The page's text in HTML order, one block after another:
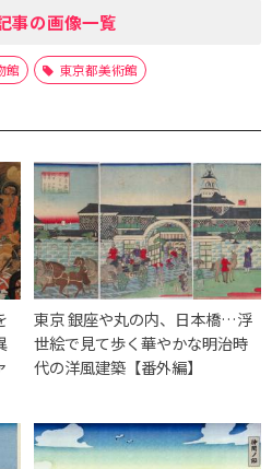
事の画像一覧
館 東京都美術館
東京 銀座や丸の内、日本橋…浮
世絵で見て歩く華やかな明治時
代の洋風建築【番外編】